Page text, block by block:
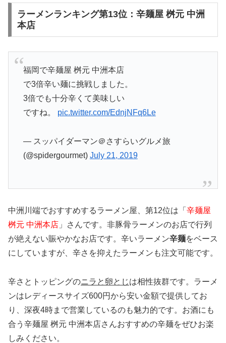
ラーメンランキング第13位：辛麺屋 桝元 中洲
本店
福岡で辛麺屋 桝元 中洲本店
で3倍辛い麺に挑戦しました。
3倍でも十分辛くて美味しい
ですね。 pic.twitter.com/EdnjNFq6Le
— スッパイダーマン＠さすらいグルメ旅
(@spidergourmet) July 21, 2019
中洲川端でおすすめするラーメン屋、第12位は「 辛麺屋
桝元 中洲本店 」さんです。非豚骨ラーメンのお店で行列
が絶えない賑やかなお店です。辛いラーメン辛麺をベース
にしていますが、辛さを抑えたラーメンも注文可能です。
辛さとトッピングのニラと卵とじは相性抜群です。ラーメ
ンはレディースサイズ600円から安い金額で提供してお
り、深夜4時まで営業しているのも魅力的です。お酒にも
合う辛麺屋 桝元 中洲本店さんおすすめの辛麺をぜひお楽
しみください。